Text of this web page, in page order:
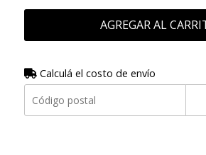
AGREGAR AL
Calculá el costo de envío